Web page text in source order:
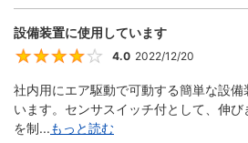
設備装置に使用しています
4
4.0 2022/12/20
社内用にエア駆動で可動する簡単な設
います。センサスイッチ付として、伸
を制...もっと読む